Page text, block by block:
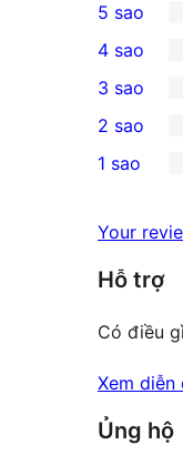
8
5-
star
reviews
5 sao
4-
star
reviews
4 sao
1
3-
star
3 sao
2-
reviews
2 sao
star
reviews
1 sao
Your
Hỗ trợ
Có điều
Xem
Ủng hộ